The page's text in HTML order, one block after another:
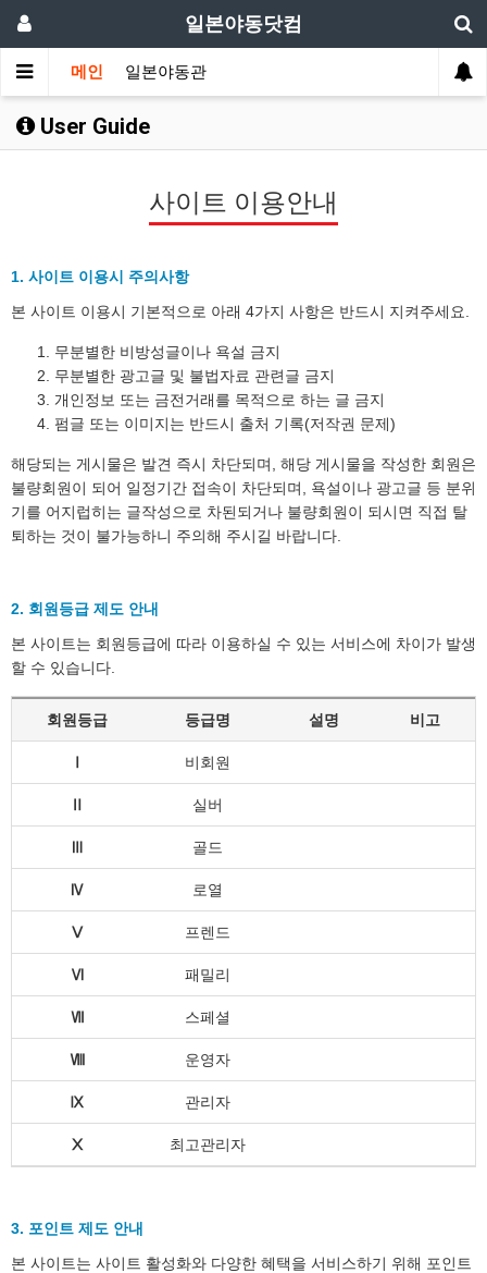
일본야동닷컴
메인 일본야동관
User Guide
사이트 이용안내
1. 사이트 이용시 주의사항
본 사이트 이용시 기본적으로 아래 4가지 사항은 반드시 지켜주세요.
무분별한 비방성글이나 욕설 금지
무분별한 광고글 및 불법자료 관련글 금지
개인정보 또는 금전거래를 목적으로 하는 글 금지
펌글 또는 이미지는 반드시 출처 기록(저작권 문제)
해당되는 게시물은 발견 즉시 차단되며, 해당 게시물을 작성한 회원은
불량회원이 되어 일정기간 접속이 차단되며, 욕설이나 광고글 등 분위
기를 어지럽히는 글작성으로 차된되거나 불량회원이 되시면 직접 탈
퇴하는 것이 불가능하니 주의해 주시길 바랍니다.
2. 회원등급 제도 안내
본 사이트는 회원등급에 따라 이용하실 수 있는 서비스에 차이가 발생
할 수 있습니다.
회원등급 등급명 설명 비고
Ⅰ 비회원
Ⅱ 실버
Ⅲ 골드
Ⅳ 로열
Ⅴ 프렌드
Ⅵ 패밀리
Ⅶ 스페셜
Ⅷ 운영자
Ⅸ 관리자
Ⅹ 최고관리자
3. 포인트 제도 안내
본 사이트는 사이트 활성화와 다양한 혜택을 서비스하기 위해 포인트